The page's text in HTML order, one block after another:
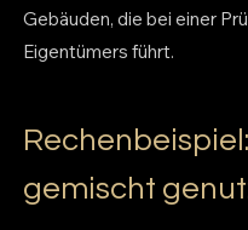
Gebäuden, die bei einer
Eigentümers führt.
gemischt